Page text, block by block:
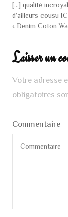
[…] qualité
d’ailleurs cousu
« Denim Coton
Laisser un
Votre adresse
obligatoires
Commentaire